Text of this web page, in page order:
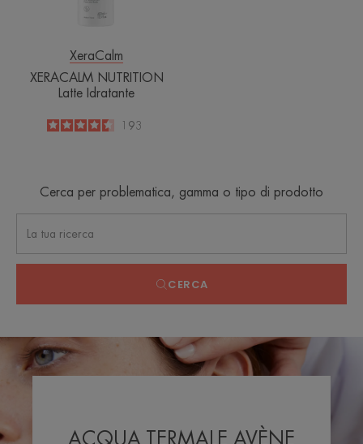
XeraCalm
XERACALM NUTRITION
Latte Idratante
4.6
/5193
Cerca per problematica, gamma o tipo di prodotto
CERCA
ACQUA TERMALE AVÈNE